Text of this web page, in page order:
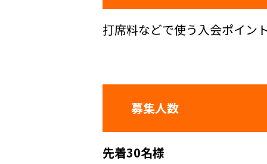
打席料などで使う入会ポイン
募集人数
先着30名様